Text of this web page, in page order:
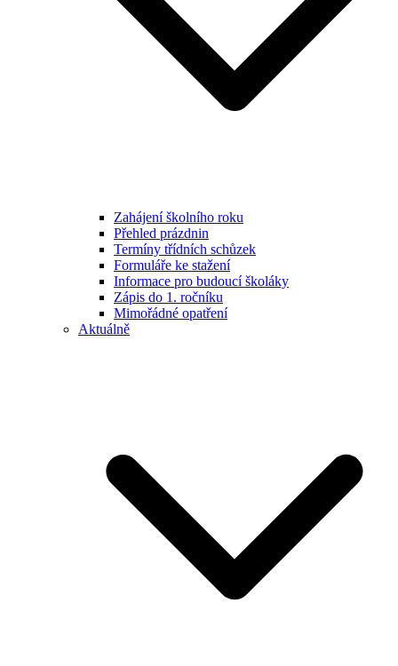
Zahájení školního roku
Přehled prázdnin
Termíny třídních schůzek
Formuláře ke stažení
Informace pro budoucí školáky
Zápis do 1. ročníku
Mimořádné opatření
Aktuálně